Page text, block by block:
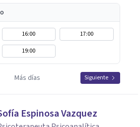
16:00
17:00
19:00
Más días Siguiente
Espinosa Vazquez